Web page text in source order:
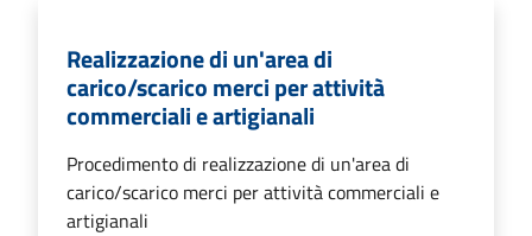
Realizzazione di un'area di
carico/scarico merci per attività
commerciali e artigianali
Procedimento di realizzazione di un'area di
carico/scarico merci per attività commerciali e
artigianali